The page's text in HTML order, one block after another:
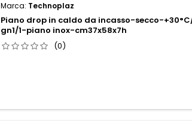
Marca: Technoplaz
Piano drop in caldo da incasso-secco-
gn1/1-piano inox-cm37x58x7h
(0)